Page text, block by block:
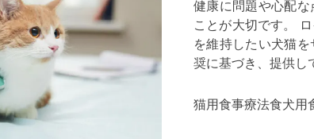
健康に問題や心配
ことが大切です。
を維持したい犬猫
奨に基づき、提供し
猫用食事療法食犬用